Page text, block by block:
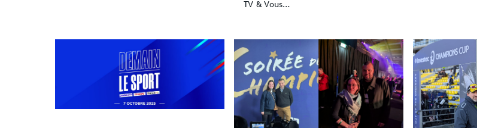
TV & Vous…